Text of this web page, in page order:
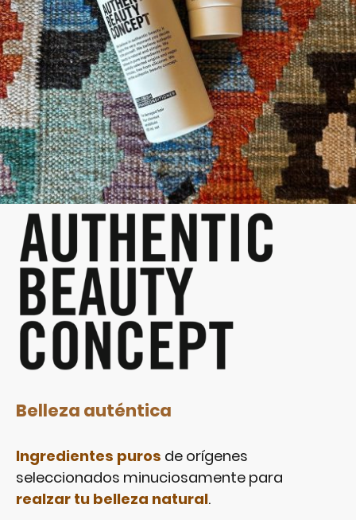
Belleza auténtica
Ingredientes puros de orígenes
seleccionados minuciosamente para
realzar tu belleza natural.